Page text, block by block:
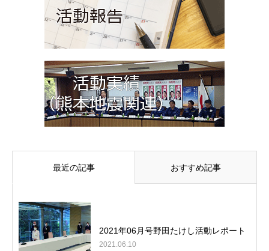
最近の記事 おすすめ記事
2021年06月号野田たけし活動レポート
2021.06.10